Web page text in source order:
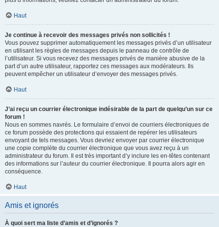
Haut
Je continue à recevoir des messages privés non sollicités !
Vous pouvez supprimer automatiquement les messages privés d’un utilisateur
en utilisant les règles de messages depuis le panneau de contrôle de
l’utilisateur. Si vous recevez des messages privés de manière abusive de la
part d’un autre utilisateur, rapportez ces messages aux modérateurs. Ils
peuvent empêcher un utilisateur d’envoyer des messages privés.
Haut
J’ai reçu un courrier électronique indésirable de la part de quelqu’un sur ce
forum !
Nous en sommes navrés. Le formulaire d’envoi de courriers électroniques de
ce forum possède des protections qui essaient de repérer les utilisateurs
envoyant de tels messages. Vous devriez envoyer par courrier électronique
une copie complète du courrier électronique que vous avez reçu à un
administrateur du forum. Il est très important d’y inclure les en-têtes contenant
des informations sur l’auteur du courrier électronique. Il pourra alors agir en
conséquence.
Haut
Amis et ignorés
À quoi sert ma liste d’amis et d’ignorés ?